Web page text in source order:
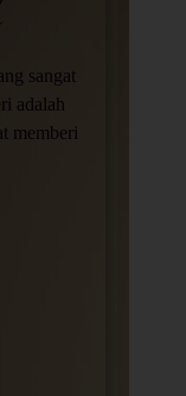
sangat
adalah
memberi